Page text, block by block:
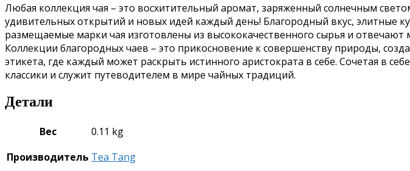
Любая коллекция чая – это восхитительный аромат, заряженный солнечным
удивительных открытий и новых идей каждый день! Благородный вкус, элитные
размещаемые марки чая изготовлены из высококачественного сырья и
Коллекции благородных чаев – это прикосновение к совершенству природы,
этикета, где каждый может раскрыть истинного аристократа в себе. Сочетая в
классики и служит путеводителем в мире чайных традиций.
Детали
Вес
0.11 kg
Производитель Tea Tang